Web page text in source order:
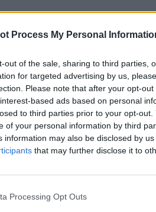
Process My Personal
out of the sale, sharing to third parties,
for targeted advertising by us,
Please note that after your opt-
based ads based on personal
to third parties prior to your opt-
of your personal information by third
information may also be disclosed by
that may further disclose it to
Processing Opt Outs